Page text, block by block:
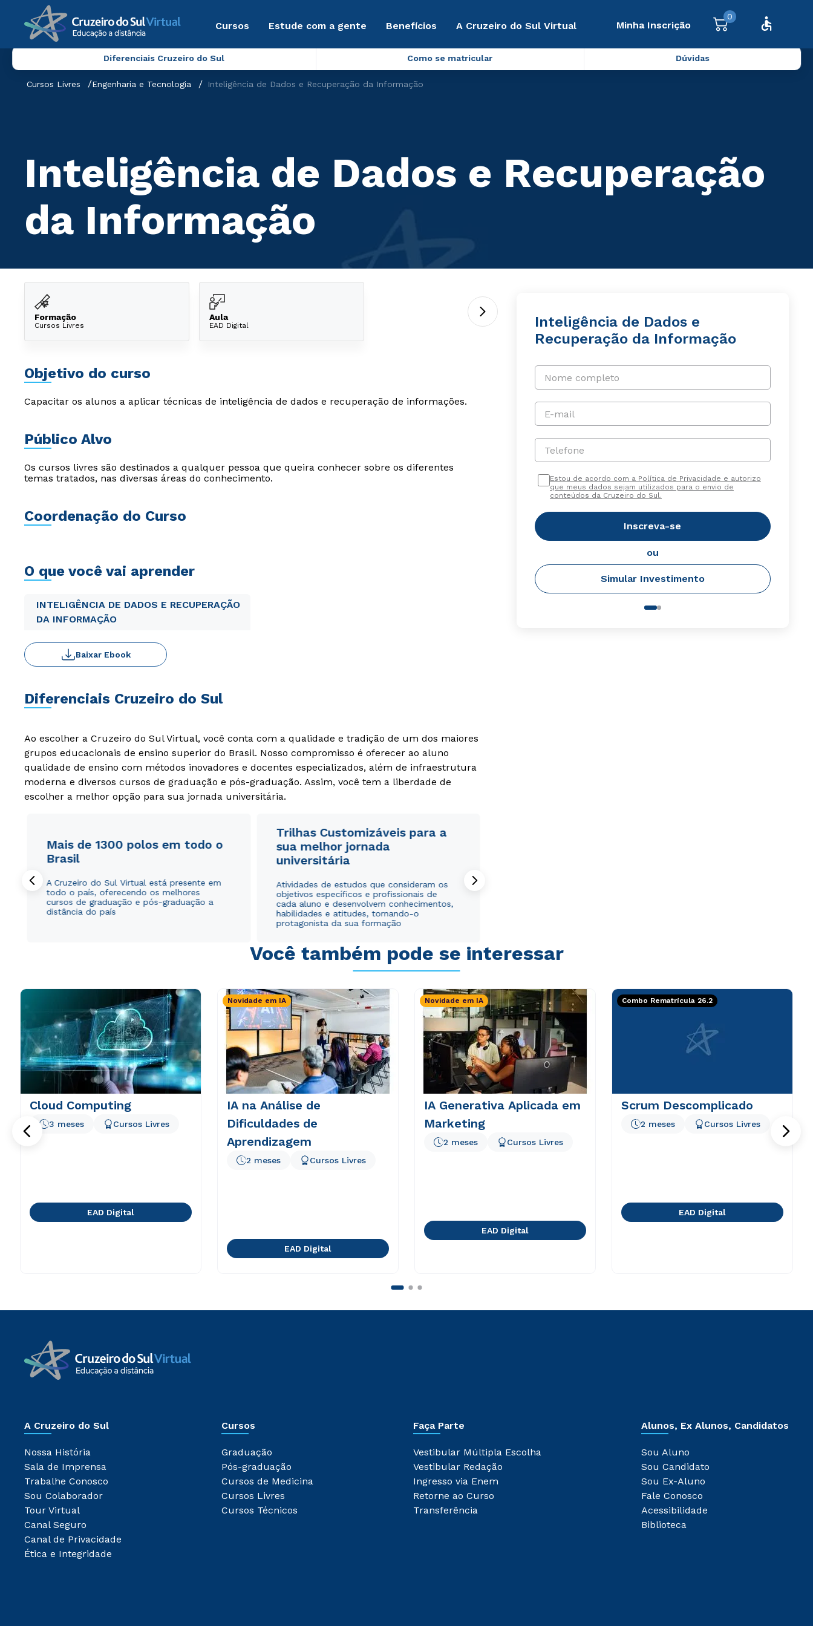
Cursos Estude com a gente Benefícios A Cruzeiro do Sul Virtual Minha Inscrição
0
Diferenciais Cruzeiro do Sul Como se matricular Dúvidas
Cursos Livres Engenharia e Tecnologia Inteligência de Dados e Recuperação da Informação
Inteligência de Dados e Recuperação
da Informação
Formação
Cursos Livres
Aula
EAD Digital
Objetivo do curso
Capacitar os alunos a aplicar técnicas de inteligência de dados e recuperação de informações.
Público Alvo
Os cursos livres são destinados a qualquer pessoa que queira conhecer sobre os diferentes
temas tratados, nas diversas áreas do conhecimento.
Coordenação do Curso
O que você vai aprender
INTELIGÊNCIA DE DADOS E RECUPERAÇÃO
DA INFORMAÇÃO
Baixar Ebook
Diferenciais Cruzeiro do Sul
Ao escolher a Cruzeiro do Sul Virtual, você conta com a qualidade e tradição de um dos maiores
grupos educacionais de ensino superior do Brasil. Nosso compromisso é oferecer ao aluno
qualidade de ensino com métodos inovadores e docentes especializados, além de infraestrutura
moderna e diversos cursos de graduação e pós-graduação. Assim, você tem a liberdade de
escolher a melhor opção para sua jornada universitária.
Mais de 1300 polos em todo o
Brasil
A Cruzeiro do Sul Virtual está presente em
todo o país, oferecendo os melhores
cursos de graduação e pós-graduação a
distância do país
Trilhas Customizáveis para a
sua melhor jornada
universitária
Atividades de estudos que consideram os
objetivos específicos e profissionais de
cada aluno e desenvolvem conhecimentos,
habilidades e atitudes, tornando-o
protagonista da sua formação
Inteligência de Dados e
Recuperação da Informação
Nome completo
E-mail
Telefone
Estou de acordo com a Política de Privacidade e autorizo
que meus dados sejam utilizados para o envio de
conteúdos da Cruzeiro do Sul.
Inscreva-se
ou
Simular Investimento
Você também pode se interessar
Cloud Computing
3 meses Cursos Livres
EAD Digital
Novidade em IA
IA na Análise de
Dificuldades de
Aprendizagem
2 meses Cursos Livres
EAD Digital
Novidade em IA
IA Generativa Aplicada em
Marketing
2 meses Cursos Livres
EAD Digital
Combo Rematrícula 26.2
Scrum Descomplicado
2 meses Cursos Livres
EAD Digital
A Cruzeiro do Sul
Nossa História
Sala de Imprensa
Trabalhe Conosco
Sou Colaborador
Tour Virtual
Canal Seguro
Canal de Privacidade
Ética e Integridade
Cursos
Graduação
Pós-graduação
Cursos de Medicina
Cursos Livres
Cursos Técnicos
Faça Parte
Vestibular Múltipla Escolha
Vestibular Redação
Ingresso via Enem
Retorne ao Curso
Transferência
Alunos, Ex Alunos, Candidatos
Sou Aluno
Sou Candidato
Sou Ex-Aluno
Fale Conosco
Acessibilidade
Biblioteca
Rápido e fácil
WhatsApp
ou
Estou de acordo com a Política de Privacidade.e
autorizo que meus dados sejam utilizados para o
envio de conteúdos da Cruzeiro do Sul.
Rápido e fácil
WhatsApp
ou
Estou de acordo com a Política de Privacidade.e
autorizo que meus dados sejam utilizados para o
envio de conteúdos da Cruzeiro do Sul.